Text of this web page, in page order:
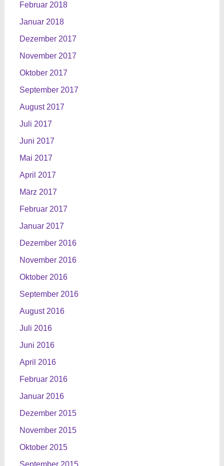
Februar 2018
Januar 2018
Dezember 2017
November 2017
Oktober 2017
September 2017
August 2017
Juli 2017
Juni 2017
Mai 2017
April 2017
März 2017
Februar 2017
Januar 2017
Dezember 2016
November 2016
Oktober 2016
September 2016
August 2016
Juli 2016
Juni 2016
April 2016
Februar 2016
Januar 2016
Dezember 2015
November 2015
Oktober 2015
September 2015